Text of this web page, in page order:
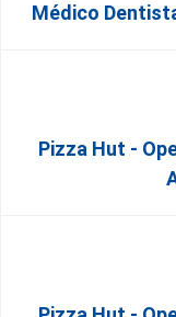
Médico
Pizza Hut -